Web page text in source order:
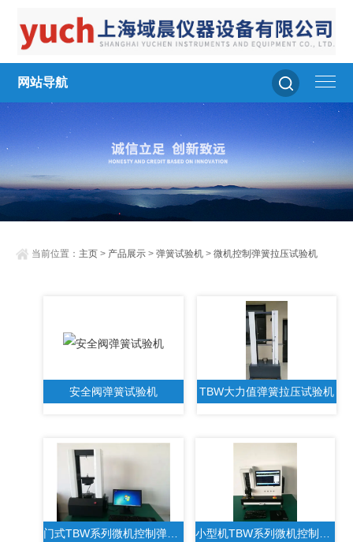
网站导航
当前位置： 主页 > 产品展示 >弹簧试验机 >微机控制弹簧拉压试验机
安全阀弹簧试验机 TBW大力值弹簧拉压试验机
门式TBW系列微机控制弹簧试验机 小型机TBW系列微机控制弹簧拉压试验机